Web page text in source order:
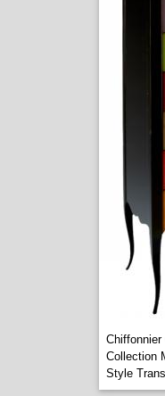
Collection
Style